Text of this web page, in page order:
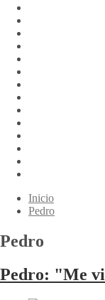
Inicio
Pedro
Pedro
Pedro: "Me